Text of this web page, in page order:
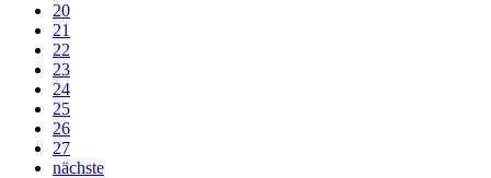
20
21
22
23
24
25
26
27
nächste